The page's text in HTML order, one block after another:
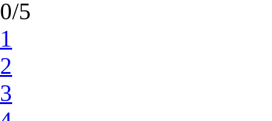
0/5
1
2
3